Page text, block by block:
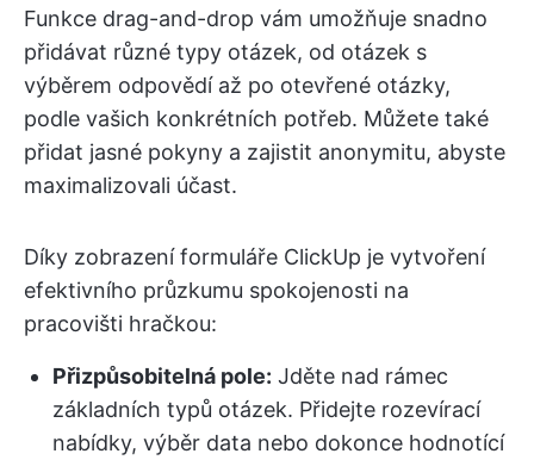
Funkce drag-and-drop vám umožňuje snadno
přidávat různé typy otázek, od otázek s
výběrem odpovědí až po otevřené otázky,
podle vašich konkrétních potřeb. Můžete také
přidat jasné pokyny a zajistit anonymitu, abyste
maximalizovali účast.
Díky zobrazení formuláře ClickUp je vytvoření
efektivního průzkumu spokojenosti na
pracovišti hračkou:
Přizpůsobitelná pole: Jděte nad rámec
základních typů otázek. Přidejte rozevírací
nabídky, výběr data nebo dokonce hodnotící